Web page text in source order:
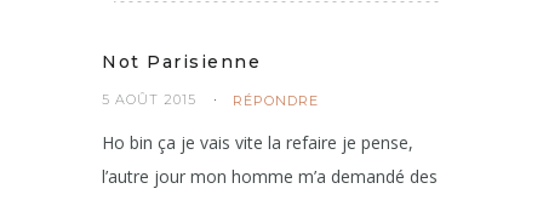
Not Parisienne
5 AOÛT 2015 RÉPONDRE
Ho bin ça je vais vite la refaire je pense,
l’autre jour mon homme m’a demandé des